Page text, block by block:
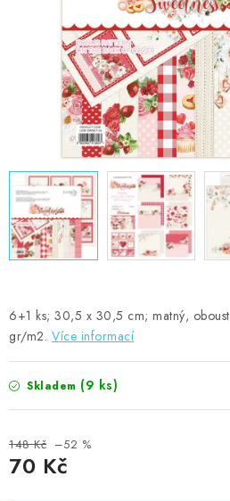
ZNAČKY
Doprava Kontakty Moje
Hodnocení obchodu
Obchodní
Podmínky ochrany osobních údajů
Jak nakupovat
6+1 ks; 30,5 x 30,5 cm; matný,
gr/m2. Více informací
Skladem (9 ks)
148 Kč –52 %
70 Kč